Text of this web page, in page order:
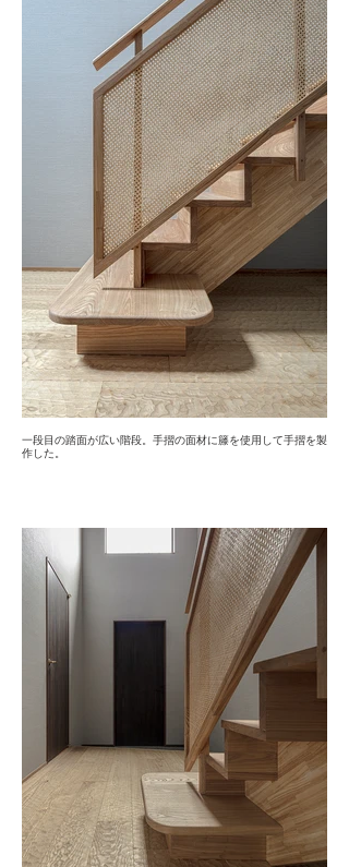
一段目の踏面が広い階段。手摺の面材に籐を使用して手摺を製
作した。